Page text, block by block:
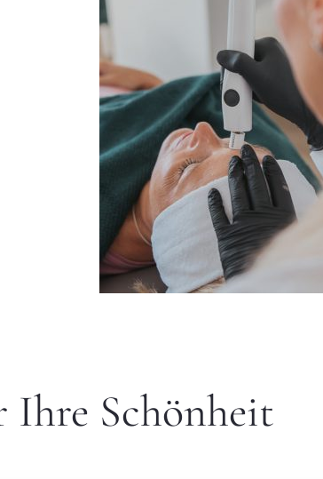
Schönheit